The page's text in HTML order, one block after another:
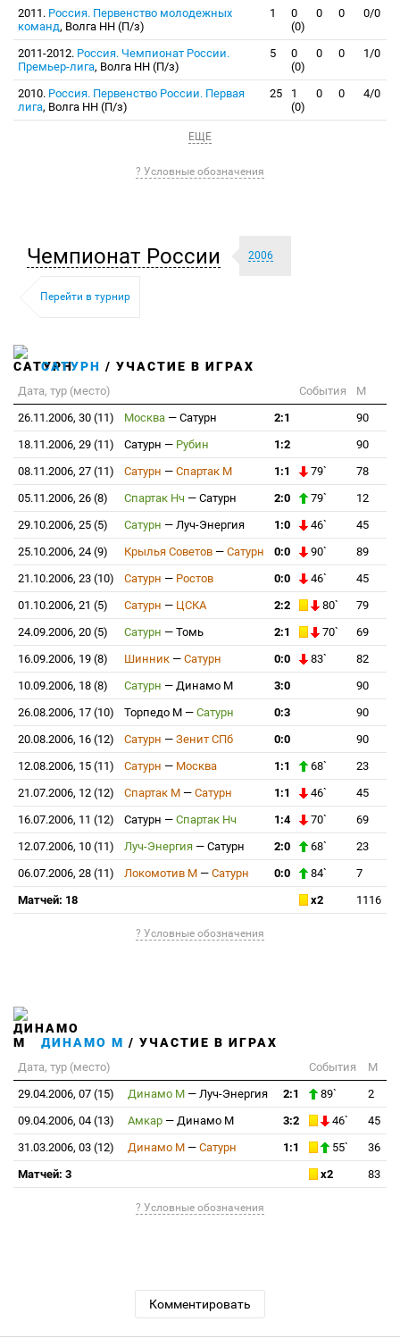
2011. Россия. Первенство молодежных
команд, Волга НН (П/з)
1
0
(0)
0 0 0/0
2011-2012. Россия. Чемпионат России.
Премьер-лига, Волга НН (П/з)
5
0
(0)
0 0 1/0
2010. Россия. Первенство России. Первая
лига, Волга НН (П/з)
25
1
(0)
0 0 4/0
ЕЩЕ
? Условные обозначения
Чемпионат России 2006
Перейти в турнир
САТУРН / УЧАСТИЕ В ИГРАХ
Дата, тур (место) События
М
26.11.2006, 30 (11)
Москва — Сатурн 2:1
90
18.11.2006, 29 (11)
Сатурн — Рубин 1:2
90
08.11.2006, 27 (11)
Сатурн — Спартак М 1:1 79`
78
05.11.2006, 26 (8)
Спартак Нч — Сатурн 2:0 79`
12
29.10.2006, 25 (5)
Сатурн — Луч-Энергия 1:0 46`
45
25.10.2006, 24 (9)
Крылья Советов — Сатурн 0:0 90`
89
21.10.2006, 23 (10)
Сатурн — Ростов 0:0 46`
45
01.10.2006, 21 (5)
Сатурн — ЦСКА 2:2 80`
79
24.09.2006, 20 (5)
Сатурн — Томь 2:1 70`
69
16.09.2006, 19 (8)
Шинник — Сатурн 0:0 83`
82
10.09.2006, 18 (8)
Сатурн — Динамо М 3:0
90
26.08.2006, 17 (10)
Торпедо М — Сатурн 0:3
90
20.08.2006, 16 (12)
Сатурн — Зенит СПб 0:0
90
12.08.2006, 15 (11)
Сатурн — Москва 1:1 68`
23
21.07.2006, 12 (12)
Спартак М — Сатурн 1:1 46`
45
16.07.2006, 11 (12)
Сатурн — Спартак Нч 1:4 70`
69
12.07.2006, 10 (11)
Луч-Энергия — Сатурн 2:0 68`
23
06.07.2006, 28 (11)
Локомотив М — Сатурн 0:0 84`
7
Матчей: 18
x2 1116
? Условные обозначения
ДИНАМО М / УЧАСТИЕ В ИГРАХ
Дата, тур (место) События
М
29.04.2006, 07 (15)
Динамо М — Луч-Энергия 2:1 89`
2
09.04.2006, 04 (13)
Амкар — Динамо М 3:2 46`
45
31.03.2006, 03 (12)
Динамо М — Сатурн 1:1 55`
36
Матчей: 3
x2 83
? Условные обозначения
Комментировать